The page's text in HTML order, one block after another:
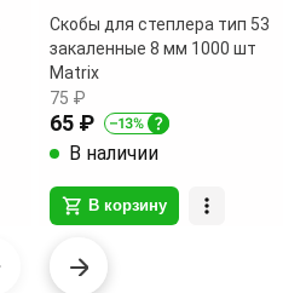
Скобы для степлера тип 53
закаленные 8 мм 1000 шт
Matrix
75 ₽
65 ₽
В наличии
В корзину